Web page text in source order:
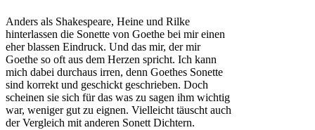
Anders als Shakespeare, Heine und Rilke
hinterlassen die Sonette von Goethe bei mir einen
eher blassen Eindruck. Und das mir, der mir
Goethe so oft aus dem Herzen spricht. Ich kann
mich dabei durchaus irren, denn Goethes Sonette
sind korrekt und geschickt geschrieben. Doch
scheinen sie sich für das was zu sagen ihm wichtig
war, weniger gut zu eignen. Vielleicht täuscht auch
der Vergleich mit anderen Sonett Dichtern.